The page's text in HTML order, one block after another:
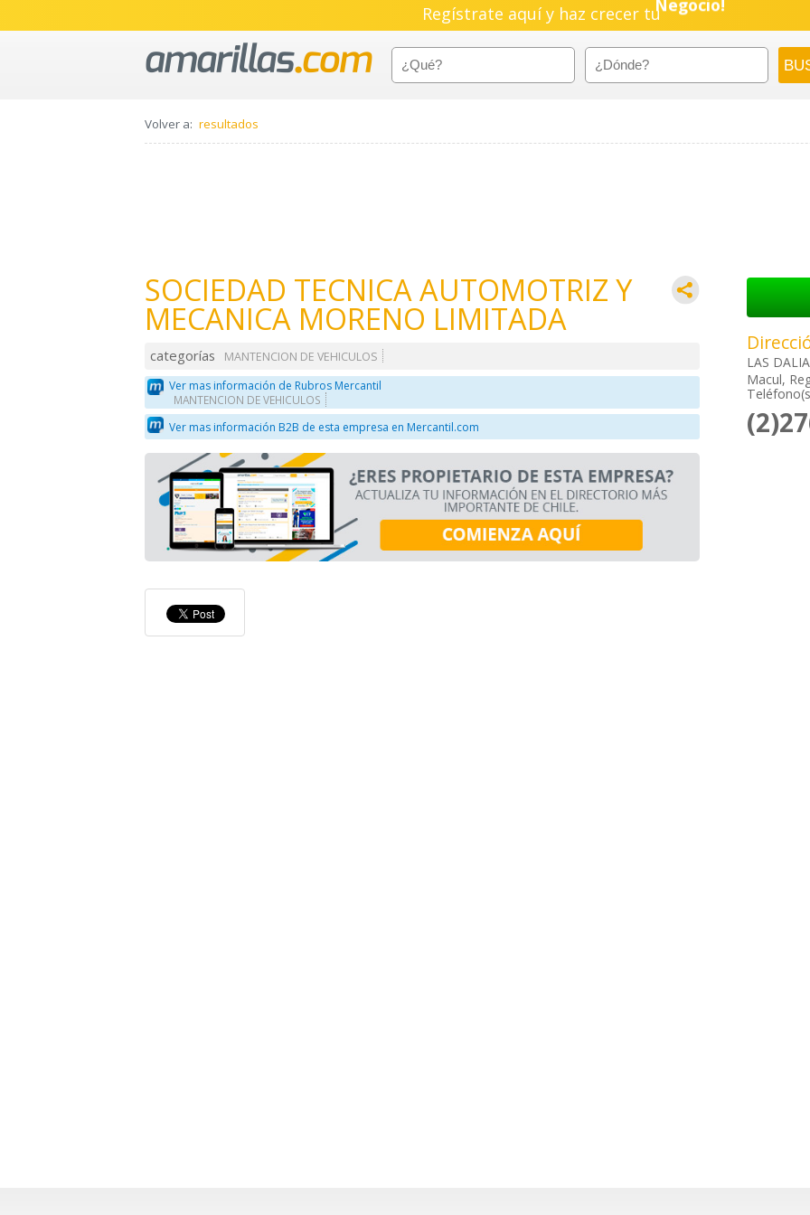
Regístrate aquí y haz crecer tuNegocio!
Pyme!
Emprendimiento!
Volver a: resultados
SOCIEDAD TECNICA AUTOMOTRIZ Y
MECANICA MORENO LIMITADA
categorías
MANTENCION DE VEHICULOS
Ver mas información de Rubros Mercantil
MANTENCION DE VEHICULOS
Ver mas información B2B de esta empresa en Mercantil.com
LAS
Macul,